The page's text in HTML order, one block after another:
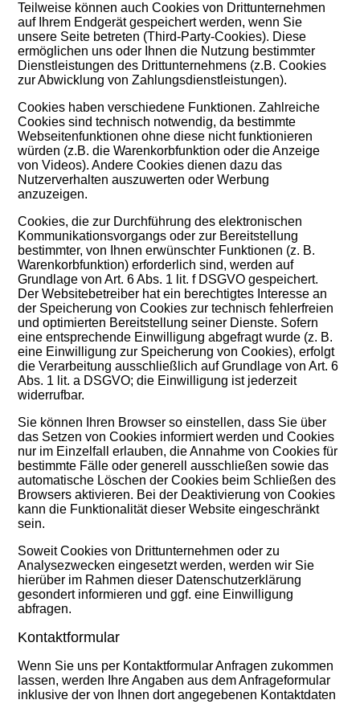
Teilweise können auch Cookies von Drittunternehmen
auf Ihrem Endgerät gespeichert werden, wenn Sie
unsere Seite betreten (Third-Party-Cookies). Diese
ermöglichen uns oder Ihnen die Nutzung bestimmter
Dienstleistungen des Drittunternehmens (z.B. Cookies
zur Abwicklung von Zahlungsdienstleistungen).
Cookies haben verschiedene Funktionen. Zahlreiche
Cookies sind technisch notwendig, da bestimmte
Webseitenfunktionen ohne diese nicht funktionieren
würden (z.B. die Warenkorbfunktion oder die Anzeige
von Videos). Andere Cookies dienen dazu das
Nutzerverhalten auszuwerten oder Werbung
anzuzeigen.
Cookies, die zur Durchführung des elektronischen
Kommunikationsvorgangs oder zur Bereitstellung
bestimmter, von Ihnen erwünschter Funktionen (z. B.
Warenkorbfunktion) erforderlich sind, werden auf
Grundlage von Art. 6 Abs. 1 lit. f DSGVO gespeichert.
Der Websitebetreiber hat ein berechtigtes Interesse an
der Speicherung von Cookies zur technisch fehlerfreien
und optimierten Bereitstellung seiner Dienste. Sofern
eine entsprechende Einwilligung abgefragt wurde (z. B.
eine Einwilligung zur Speicherung von Cookies), erfolgt
die Verarbeitung ausschließlich auf Grundlage von Art. 6
Abs. 1 lit. a DSGVO; die Einwilligung ist jederzeit
widerrufbar.
Sie können Ihren Browser so einstellen, dass Sie über
das Setzen von Cookies informiert werden und Cookies
nur im Einzelfall erlauben, die Annahme von Cookies für
bestimmte Fälle oder generell ausschließen sowie das
automatische Löschen der Cookies beim Schließen des
Browsers aktivieren. Bei der Deaktivierung von Cookies
kann die Funktionalität dieser Website eingeschränkt
sein.
Soweit Cookies von Drittunternehmen oder zu
Analysezwecken eingesetzt werden, werden wir Sie
hierüber im Rahmen dieser Datenschutzerklärung
gesondert informieren und ggf. eine Einwilligung
abfragen.
Kontaktformular
Wenn Sie uns per Kontaktformular Anfragen zukommen
lassen, werden Ihre Angaben aus dem Anfrageformular
inklusive der von Ihnen dort angegebenen Kontaktdaten